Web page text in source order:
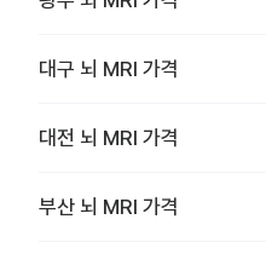
대구 뇌 MRI 가격
대전 뇌 MRI 가격
부산 뇌 MRI 가격